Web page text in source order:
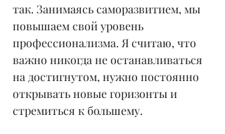
так. Занимаясь саморазвитием, мы
повышаем свой уровень
профессионализма. Я считаю, что
важно никогда не останавливаться
на достигнутом, нужно постоянно
открывать новые горизонты и
стремиться к большему.